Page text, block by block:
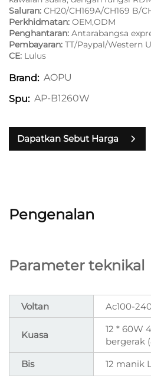
Saluran: CH20/CH169A/CH169 B/
Perkhidmatan: OEM,ODM
Penghantaran: Antarabangsa
Pembayaran: TT/Paypal/Western
CE: Lulus
Brand: AOPU
Spu: AP-B1260W
Dapatkan Sebut Harga
Pengenalan
Parameter teknikal
Voltan Ac100-
Kuasa
12 * 60W
bergerak
Bis
12 manik